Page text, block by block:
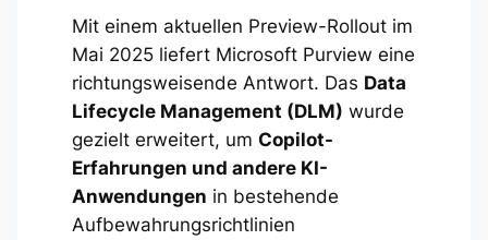
Mit einem aktuellen Preview-Rollout im
Mai 2025 liefert Microsoft Purview eine
richtungsweisende Antwort. Das Data
Lifecycle Management (DLM) wurde
gezielt erweitert, um Copilot-
Erfahrungen und andere KI-
Anwendungen in bestehende
Aufbewahrungsrichtlinien